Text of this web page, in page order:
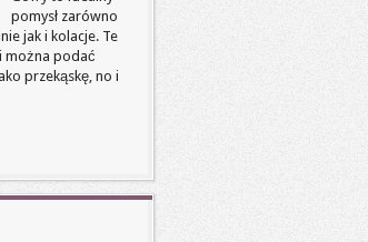
pomysł zarówno
jak i kolacje. Te
można podać
przekąskę, no i